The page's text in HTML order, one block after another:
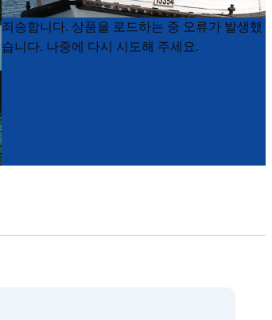
Product
List
Product
List
죄송합니다. 상품을 로드하는 중 오류가 발생했
습니다. 나중에 다시 시도해 주세요.